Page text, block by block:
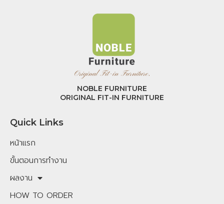
NOBLE FURNITURE
ORIGINAL FIT-IN FURNITURE
Quick Links
หน้าแรก
ขั้นตอนการทำงาน
ผลงาน
HOW TO ORDER